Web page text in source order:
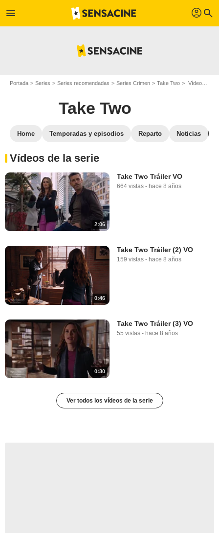
menu profil search
Portada Series Series recomendadas Series Crimen Take Two Vídeos Take Two
Take Two
Home Temporadas y episodios Reparto Noticias
Vídeos de la serie
2:06
Take Two Tráiler VO
664 vistas - hace 8 años
0:46
Take Two Tráiler (2) VO
159 vistas - hace 8 años
0:30
Take Two Tráiler (3) VO
55 vistas - hace 8 años
Ver todos los vídeos de la serie